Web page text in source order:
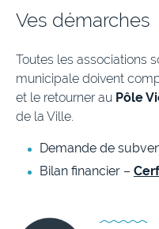
Ves démarches
Toutes les associations
municipale doivent
et le retourner au Pôle
de la Ville.
Demande de
Bilan financier –